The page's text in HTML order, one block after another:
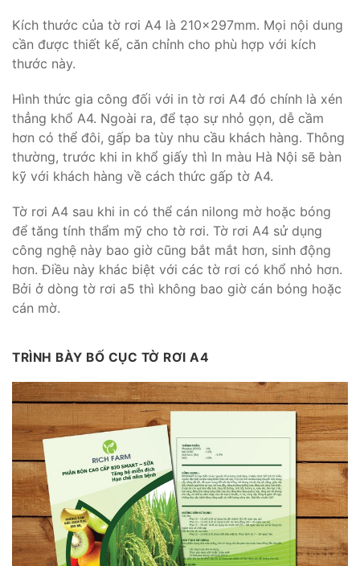
Kích thước của tờ rơi A4 là 210x297mm. Mọi nội dung
cần được thiết kế, căn chỉnh cho phù hợp với kích
thước này.
Hình thức gia công đối với in tờ rơi A4 đó chính là xén
thẳng khổ A4. Ngoài ra, để tạo sự nhỏ gọn, dễ cầm
hơn có thể đôi, gấp ba tùy nhu cầu khách hàng. Thông
thường, trước khi in khổ giấy thì In màu Hà Nội sẽ bàn
kỹ với khách hàng về cách thức gấp tờ A4.
Tờ rơi A4 sau khi in có thể cán nilong mờ hoặc bóng
để tăng tính thẩm mỹ cho tờ rơi. Tờ rơi A4 sử dụng
công nghệ này bao giờ cũng bắt mắt hơn, sinh động
hơn. Điều này khác biệt với các tờ rơi có khổ nhỏ hơn.
Bởi ở dòng tờ rơi a5 thì không bao giờ cán bóng hoặc
cán mờ.
TRÌNH BÀY BỐ CỤC TỜ RƠI A4